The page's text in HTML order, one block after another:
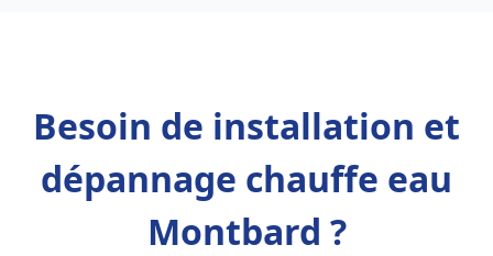
Besoin de installation et
dépannage chauffe eau
Montbard ?